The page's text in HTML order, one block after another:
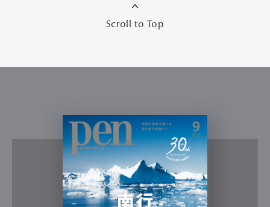
Scroll to Top